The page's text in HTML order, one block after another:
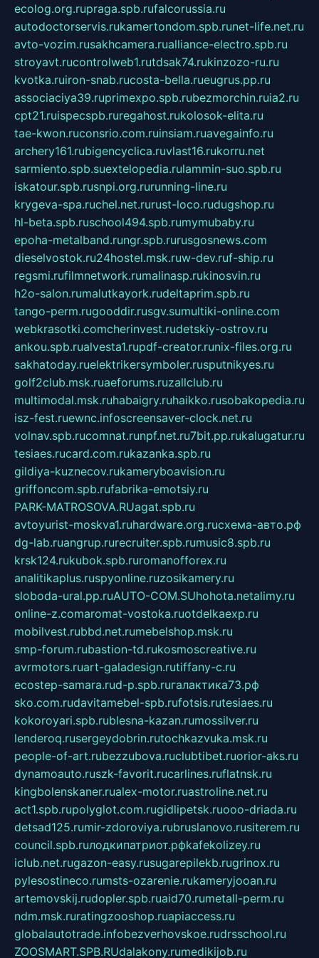
ecolog.org.rupraga.spb.rufalcorussia.ru
autodoctorservis.rukamertondom.spb.runet-life.net.ru
avto-vozim.rusakhcamera.rualliance-electro.spb.ru
stroyavt.rucontrolweb1.rutdsak74.rukinzozo-ru.ru
kvotka.ruiron-snab.rucosta-bella.rueugrus.pp.ru
associaciya39.ruprimexpo.spb.rubezmorchin.ruia2.ru
cpt21.ruispecspb.ruregahost.rukolosok-elita.ru
tae-kwon.ruconsrio.com.ruinsiam.ruavegainfo.ru
archery161.rubigencyclica.ruvlast16.rukorru.net
sarmiento.spb.suextelopedia.rulammin-suo.spb.ru
iskatour.spb.rusnpi.org.rurunning-line.ru
krygeva-spa.ruchel.net.rurust-loco.rudugshop.ru
hl-beta.spb.ruschool494.spb.rumymubaby.ru
epoha-metalband.rungr.spb.rurusgosnews.com
dieselvostok.ru24hostel.msk.ruw-dev.ruf-ship.ru
regsmi.rufilmnetwork.rumalinasp.rukinosvin.ru
h2o-salon.rumalutkayork.rudeltaprim.spb.ru
tango-perm.rugooddir.rusgv.sumultiki-online.com
webkrasotki.comcherinvest.rudetskiy-ostrov.ru
ankou.spb.rualvesta1.rupdf-creator.runix-files.org.ru
sakhatoday.ruelektrikersymboler.rusputnikyes.ru
golf2club.msk.ruaeforums.ruzallclub.ru
multimodal.msk.ruhabaigry.ruhaikko.rusobakopedia.ru
isz-fest.ruewnc.infoscreensaver-clock.net.ru
volnav.spb.rucomnat.runpf.net.ru7bit.pp.rukalugatur.ru
tesiaes.rucard.com.rukazanka.spb.ru
gildiya-kuznecov.rukameryboavision.ru
griffoncom.spb.rufabrika-emotsiy.ru
PARK-MATROSOVA.RUagat.spb.ru
avtoyurist-moskva1.ruhardware.org.ruсхема-авто.рф
dg-lab.ruangrup.rurecruiter.spb.rumusic8.spb.ru
krsk124.rukubok.spb.ruromanofforex.ru
analitikaplus.ruspyonline.ruzosikamery.ru
sloboda-ural.pp.ruAUTO-COM.SUhohota.netalimy.ru
online-z.comaromat-vostoka.ruotdelkaexp.ru
mobilvest.rubbd.net.rumebelshop.msk.ru
smp-forum.rubastion-td.rukosmoscreative.ru
avrmotors.ruart-galadesign.rutiffany-c.ru
ecostep-samara.rud-p.spb.ruгалактика73.рф
sko.com.rudavitamebel-spb.rufotsis.rutesiaes.ru
kokoroyari.spb.rublesna-kazan.rumossilver.ru
lenderoq.rusergeydobrin.rutochkazvuka.msk.ru
people-of-art.rubezzubova.ruclubtibet.ruorior-aks.ru
dynamoauto.ruszk-favorit.rucarlines.ruflatnsk.ru
kingbolenskaner.rualex-motor.ruastroline.net.ru
act1.spb.rupolyglot.com.rugidlipetsk.ruooo-driada.ru
detsad125.rumir-zdoroviya.rubruslanovo.rusiterem.ru
council.spb.ruлодкипатриот.рфkafekolizey.ru
iclub.net.rugazon-easy.rusugarepilekb.rugrinox.ru
pylesostineco.rumsts-ozarenie.rukameryjooan.ru
artemovskij.rudopler.spb.ruaid70.rumetall-perm.ru
ndm.msk.ruratingzooshop.ruapiaccess.ru
globalautotrade.infobezverhovskoe.rudrsschool.ru
ZOOSMART.SPB.RUdalakony.rumedikijob.ru